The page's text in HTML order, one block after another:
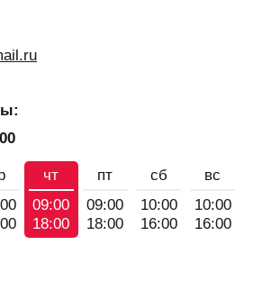
чт
09:00
18:00
пт
09:00
18:00
сб
10:00
16:00
вс
10:00
16:00